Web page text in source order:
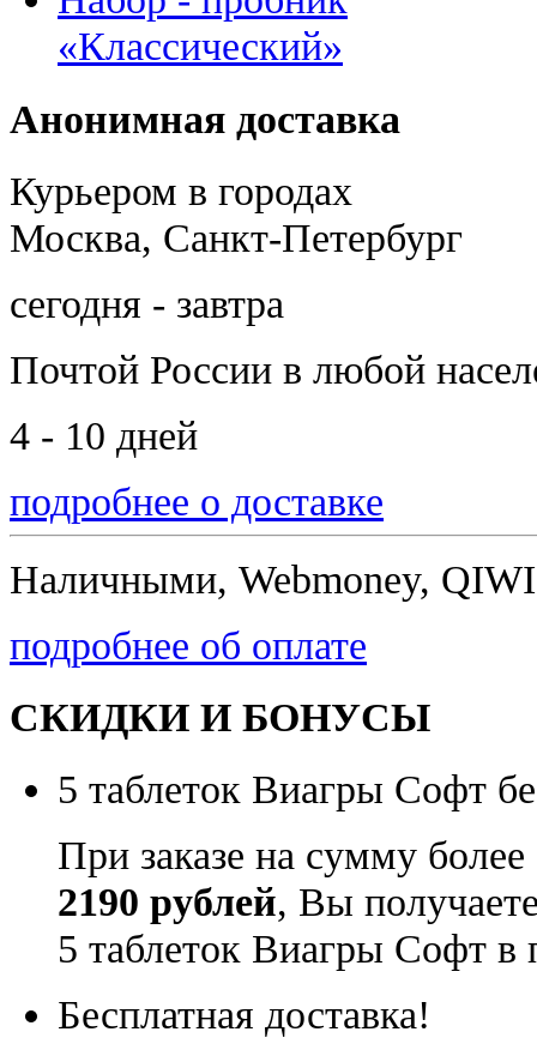
«Классический»
Анонимная доставка
Курьером в городах
Москва, Санкт-Петербург
сегодня - завтра
Почтой России в любой
4 - 10 дней
подробнее о доставке
Наличными, Webmoney,
подробнее об оплате
СКИДКИ И БОНУСЫ
5 таблеток Виагры Софт
При заказе на сумму более
2190 рублей, Вы
5 таблеток Виагры Софт в
Бесплатная доставка!